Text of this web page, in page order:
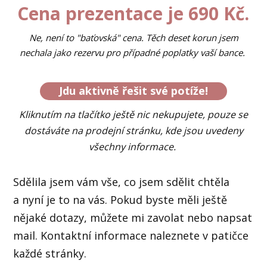
Cena prezentace je 690 Kč.
Ne, není to "baťovská" cena. Těch deset korun jsem
nechala jako rezervu pro případné poplatky vaší bance.
Jdu aktivně řešit své potíže!
Kliknutím na tlačítko ještě nic nekupujete, pouze se
dostáváte na prodejní stránku, kde jsou uvedeny
všechny informace.
Sdělila jsem vám vše, co jsem sdělit chtěla
a nyní je to na vás. Pokud byste měli ještě
nějaké dotazy, můžete mi zavolat nebo napsat
mail. Kontaktní informace naleznete v patičce
každé stránky.